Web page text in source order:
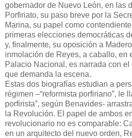
gobernador de Nuevo León, en las
Porfiriato, su paso breve por la
Marina, su papel como
primeras elecciones democráticas
y, finalmente, su oposición a
inmolación de Reyes, a caballo, en
Palacio Nacional, es narrada con el
que demanda la escena.
Estas dos biografías estudian a
régimen –“reformista porfiriano”, le
porfirista”, según Benavides-
la Revolución. El papel de ambos
revolucionario no es comparable:
en un arquitecto del nuevo orden,